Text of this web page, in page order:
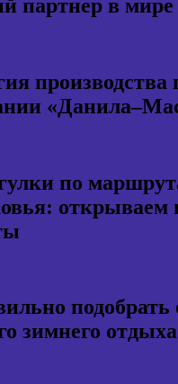
партнер в мире
по
открываем
подобрать
зимнего отдыха